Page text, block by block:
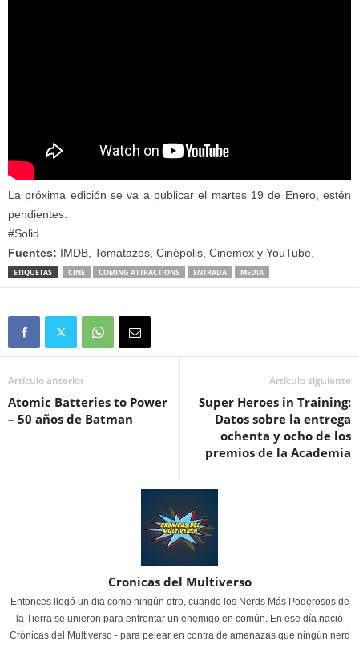
La próxima edición se va a publicar el martes 19 de Enero, estén
pendientes.
#Solid
Fuentes: IMDB, Tomatazos, Cinépolis, Cinemex y YouTube.
ETIQUETAS CINE COMING ATTRACTIONS ENTRADA MEDIA
Artículo anterior
Atomic Batteries to Power
– 50 años de Batman
Artículo siguiente
Super Heroes in Training:
Datos sobre la entrega
ochenta y ocho de los
premios de la Academia
Cronicas del Multiverso
Entonces llegó un dia como ningún otro, cuando los Nerds Más Poderosos de
la Tierra se unieron para enfrentar un enemigo en común. En ese día nació
Crónicas del Multiverso - para pelear en contra de amenazas que ningún nerd